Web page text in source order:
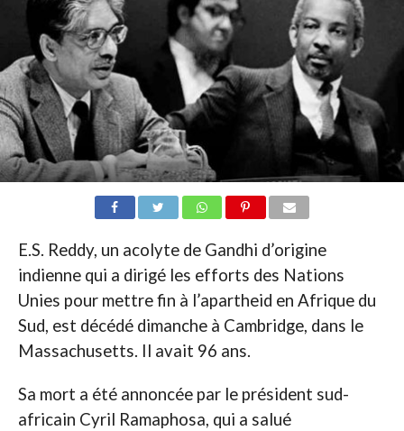
E.S. Reddy, un acolyte de Gandhi d’origine
indienne qui a dirigé les efforts des Nations
Unies pour mettre fin à l’apartheid en Afrique du
Sud, est décédé dimanche à Cambridge, dans le
Massachusetts. Il avait 96 ans.
Sa mort a été annoncée par le président sud-
africain Cyril Ramaphosa, qui a salué